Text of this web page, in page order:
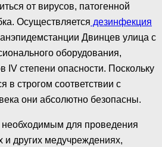
от вирусов, патогенной
Осуществляется дезинфекция
Двинцев улица с
оборудования,
IV степени опасности. Поскольку
в строгом соответствии с
они абсолютно безопасны.
для проведения
и других медучреждениях,